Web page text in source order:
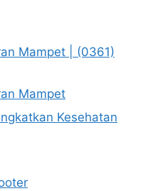
Mampet | (0361)
Mampet
Kesehatan